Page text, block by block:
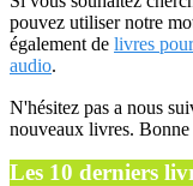
pouvez utiliser notre
également de livres
audio.
N'hésitez pas a nous
nouveaux livres. Bonne
Les 10 derniers